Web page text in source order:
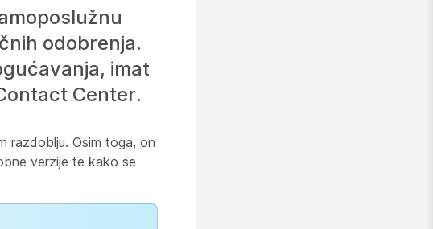
odobrenja.
imat
Center.
razdoblju. Osim toga, on
verzije te kako se